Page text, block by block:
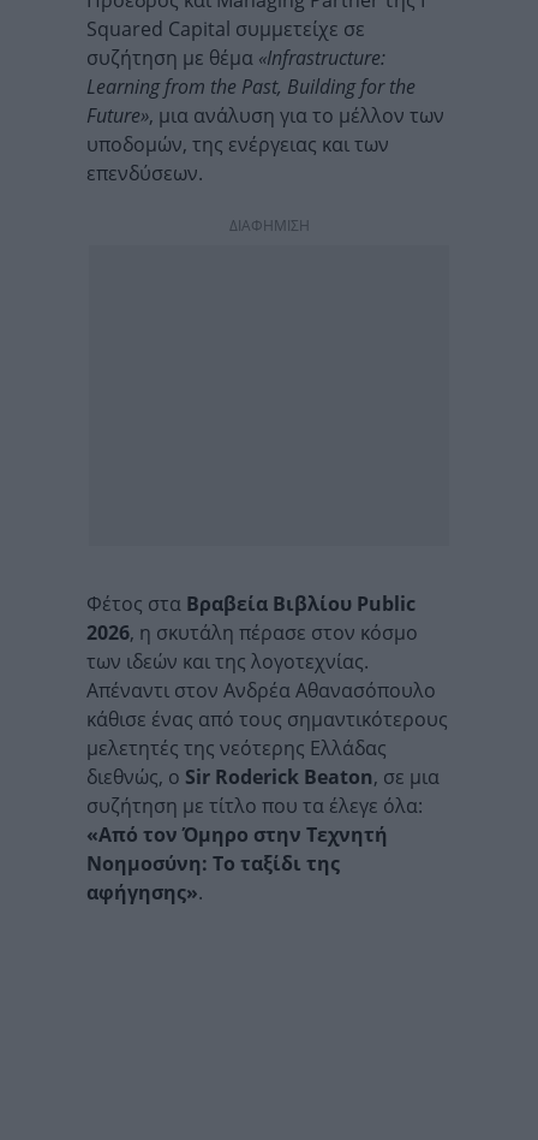
Squared Capital συμμετείχε σε
συζήτηση με θέμα «Infrastructure:
Learning from the Past, Building for the
Future», μια ανάλυση για το μέλλον των
υποδομών, της ενέργειας και των
επενδύσεων.
ΔΙΑΦΗΜΙΣΗ
Φέτος στα Βραβεία Βιβλίου Public
2026, η σκυτάλη πέρασε στον κόσμο
των ιδεών και της λογοτεχνίας.
Απέναντι στον Ανδρέα Αθανασόπουλο
κάθισε ένας από τους σημαντικότερους
μελετητές της νεότερης Ελλάδας
διεθνώς, ο Sir Roderick Beaton, σε μια
συζήτηση με τίτλο που τα έλεγε όλα:
«Από τον Όμηρο στην Τεχνητή
Νοημοσύνη: Το ταξίδι της
αφήγησης».